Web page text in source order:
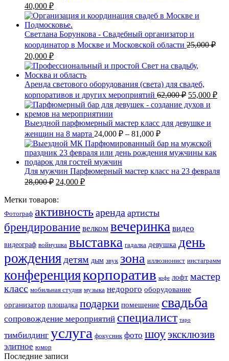
40,000 ₽
Светлана Борункова - Свадебный организатор и
координатор в Москве и Московской области 25,000₽
20,000 ₽
Аренда светового оборудования (света) для свадеб,
корпоративов и других мероприятий 62,000₽ 55,000 ₽
Выездной парфюмерный мастер класс для девушке и
женщин на 8 марта 24,000 ₽ – 81,000 ₽
Для мужчин Парфюмерный мастер класс на 23 февраля
28,000₽ 24,000 ₽
Метки товаров:
Фотограф активностьаренда артисты
брендирование велком вечеринка видео
видеограф войнушка выставка гадалка девушка день
рождения детям дым звук зона иллюзионист инстаграмм
конференциякорпоратив кофе лофт мастер
класс мобильная студия музыка недорого оборудование
организатор площадка подарки помещение свадьба
сопровождение мероприятий специалист таро
тимбилдинг услуга фокусник фото шоу эксклюзив
элитное юмор
Последние записи